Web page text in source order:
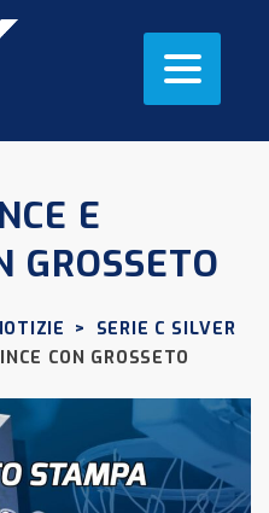
E
GROSSETO
>
SERIE C SILVER
CON GROSSETO